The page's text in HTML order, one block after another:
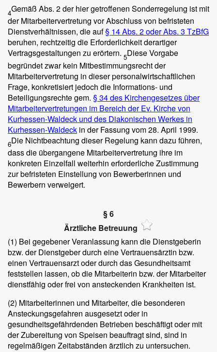
4Gemäß Abs. 2 der hier getroffenen Sonderregelung ist mit
der Mitarbeitervertretung vor Abschluss von befristeten
Dienstverhältnissen, die auf§ 14 Abs. 2 oder Abs. 3 TzBfG
beruhen, rechtzeitig die Erforderlichkeit derartiger
Vertragsgestaltungen zu erörtern. 5Diese Vorgabe
begründet zwar kein Mitbestimmungsrecht der
Mitarbeitervertretung in dieser personalwirtschaftlichen
Frage, konkretisiert jedoch die Informations- und
Beteiligungsrechte gem. § 34 des Kirchengesetzes über
Mitarbeitervertretungen im Bereich der Ev. Kirche von
Kurhessen-Waldeck und des Diakonischen Werkes in
Kurhessen-Waldeck in der Fassung vom 28. April 1999.
6Die Nichtbeachtung dieser Regelung kann dazu führen,
dass die übergangene Mitarbeitervertretung ihre im
konkreten Einzelfall weiterhin erforderliche Zustimmung
zur befristeten Einstellung von Bewerberinnen und
Bewerbern verweigert.
§ 6
Ärztliche Betreuung
(1) Bei gegebener Veranlassung kann die Dienstgeberin
bzw. der Dienstgeber durch eine Vertrauensärztin bzw.
einen Vertrauensarzt oder durch das Gesundheitsamt
feststellen lassen, ob die Mitarbeiterin bzw. der Mitarbeiter
dienstfähig oder frei von ansteckenden Krankheiten ist.
(2) Mitarbeiterinnen und Mitarbeiter, die besonderen
Ansteckungsgefahren ausgesetzt oder in
gesundheitsgefährdenden Betrieben beschäftigt oder mit
der Zubereitung von Speisen beauftragt sind, sind in
regelmäßigen Zeitabständen ärztlich zu untersuchen.